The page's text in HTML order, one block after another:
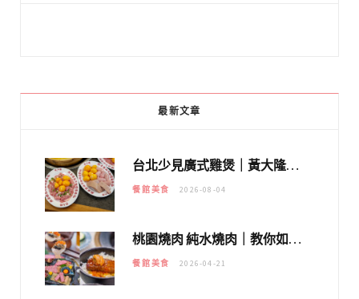
最新文章
台北少見廣式雞煲｜黃大隆濃郁煲湯：經典提燈與溫體雞肉，熬夜修仙不如來喝湯！
餐館美食 2026-08-04
桃園燒肉 純水燒肉｜教你如何優惠吃日本A5和牛各種部位，私房菜誠意吃好吃滿
餐館美食 2026-04-21